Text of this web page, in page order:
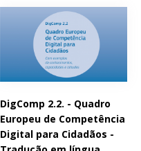
DigComp 2.2. - Quadro
Europeu de Competência
Digital para Cidadãos -